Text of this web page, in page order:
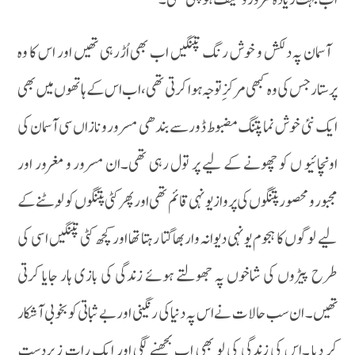
آسمان پہ دلکش و خوش رنگ پتنگیں اب بھی اُڑرہی تھیں اور اس کا وہ
پرستار جس کی وہ کبھی مرکزِ توجہ ہوا کرتی تھی، اب اس کے ہاتھوں میں بھی
ایک نئی خوش نما پتنگ مضبوط ڈورسے بندھی مسرور و نازاں سی آسمان کی
اونچائیو ں کو چھونے کے لیے پر تول رہی تھی۔ان مسرور و مغرور اور
مجبور و محصور پتنگوں کی پرواز یونہی قائم تھی اور پھر کٹی پتنگوں کو لُوٹنے کے
لیے لوگوں کا ہجوم یونہی دیوانہ وار بھاگتا رہتا تھا اور کچھ کٹی پتنگیں اسی کی
طرح پیڑوں کی شاخوں پہ جھولتے ہوئے زندگی کی بازی ہار جایا کرتی
تھیں۔ ان سب حالات نے اس پہ دنیا کی رنگینی اور بے ثباتی کو بخوبی آشکار